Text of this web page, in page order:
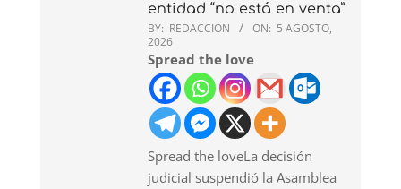
entidad “no está en venta”
BY: REDACCION ON: 5 AGOSTO,
2026
Spread the love
Spread the loveLa decisión
judicial suspendió la Asamblea